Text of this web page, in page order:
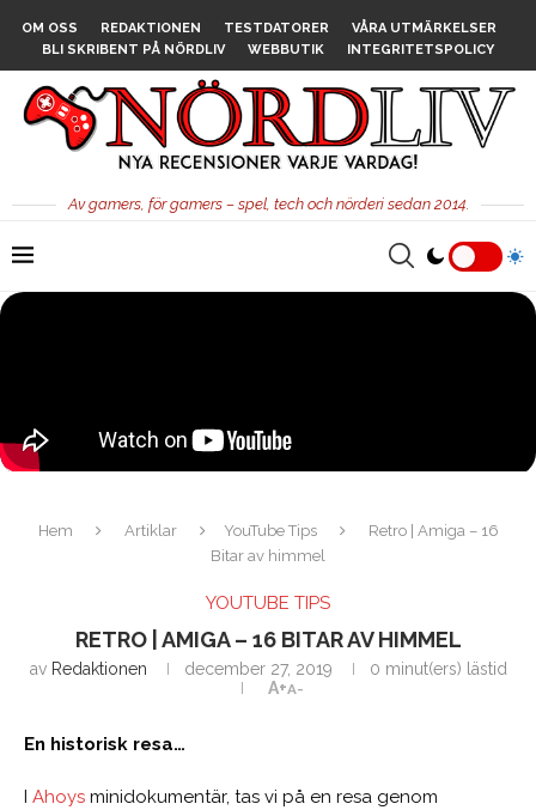
OM OSS REDAKTIONEN TESTDATORER
VÅRA UTMÄRKELSER
BLI SKRIBENT PÅ NÖRDLIV
WEBBUTIK INTEGRITETSPOLICY
Av gamers, för gamers – spel, tech och nörderi sedan 2014.
Hem Artiklar YouTube Tips
Retro | Amiga – 16
Bitar av himmel
YOUTUBE TIPS
RETRO | AMIGA – 16 BITAR AV HIMMEL
av Redaktionen december 27, 2019
0 minut(ers) lästid
A+A-
En historisk resa…
I Ahoys minidokumentär, tas vi på en resa genom